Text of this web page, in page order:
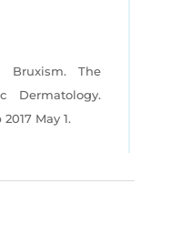
Bruxism. The
Dermatology.
May 1.